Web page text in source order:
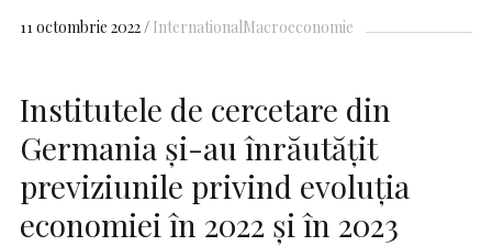
11 octombrie 2022 InternationalMacroeconomie
Institutele de cercetare din
Germania şi-au înrăutăţit
previziunile privind evoluţia
economiei în 2022 şi în 2023